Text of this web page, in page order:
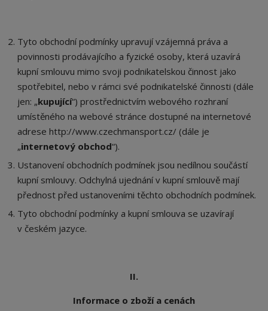
Tyto obchodní podmínky upravují vzájemná práva a
povinnosti prodávajícího a fyzické osoby, která uzavírá
kupní smlouvu mimo svoji podnikatelskou činnost jako
spotřebitel, nebo v rámci své podnikatelské činnosti (dále
jen: „kupující“) prostřednictvím webového rozhraní
umístěného na webové stránce dostupné na internetové
adresehttp://www.czechmansport.cz/ (dále je
„internetový obchod“).
Ustanovení obchodních podmínek jsou nedílnou součástí
kupní smlouvy. Odchylná ujednání v kupní smlouvě mají
přednost před ustanoveními těchto obchodních podmínek.
Tyto obchodní podmínky a kupní smlouva se uzavírají
v českém jazyce.
II.
Informace o zboží a cenách